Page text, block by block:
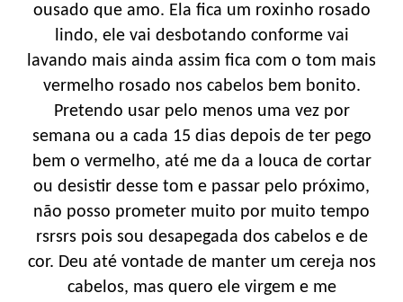
ousado que amo. Ela fica um roxinho rosado
lindo, ele vai desbotando conforme vai
lavando mais ainda assim fica com o tom mais
vermelho rosado nos cabelos bem bonito.
Pretendo usar pelo menos uma vez por
semana ou a cada 15 dias depois de ter pego
bem o vermelho, até me da a louca de cortar
ou desistir desse tom e passar pelo próximo,
não posso prometer muito por muito tempo
rsrsrs pois sou desapegada dos cabelos e de
cor. Deu até vontade de manter um cereja nos
cabelos, mas quero ele virgem e me